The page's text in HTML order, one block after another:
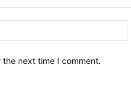
next time I comment.